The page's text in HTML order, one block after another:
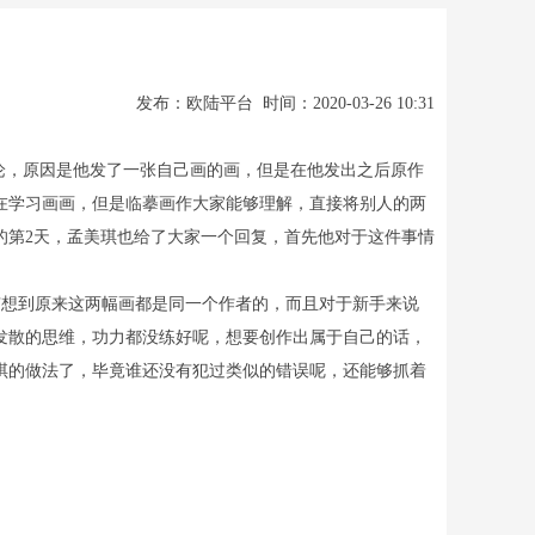
发布：欧陆平台 时间：2020-03-26 10:31
原因是他发了一张自己画的画，但是在他发出之后原作
习画画，但是临摹画作大家能够理解，直接将别人的两
2天，孟美琪也给了大家一个回复，首先他对于这件事情
到原来这两幅画都是同一个作者的，而且对于新手来说
的思维，功力都没练好呢，想要创作出属于自己的话，
做法了，毕竟谁还没有犯过类似的错误呢，还能够抓着